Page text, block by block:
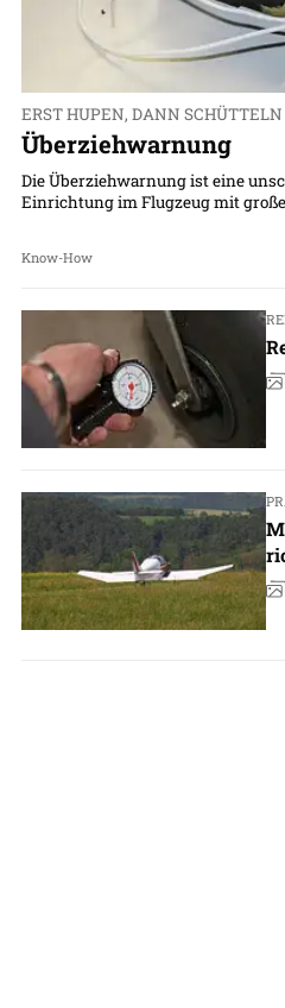
ERST HUPEN, DANN SCHÜTTELN
Überziehwarnung
Die Überziehwarnung ist eine
Einrichtung im Flugzeug mit
Know-How